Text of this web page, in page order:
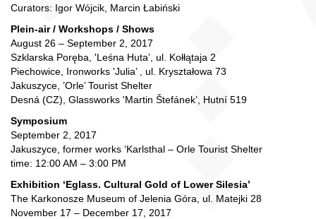
Curators: Igor Wójcik, Marcin Łabiński
Plein-air / Workshops / Shows
August 26 – September 2, 2017
Szklarska Poręba, 'Leśna Huta’, ul. Kołłątaja 2
Piechowice, Ironworks 'Julia’ , ul. Kryształowa 73
Jakuszyce, ’Orle’ Tourist Shelter
Desná (CZ), Glassworks 'Martin Štefánek’, Hutní 519
Symposium
September 2, 2017
Jakuszyce, former works ‘Karlsthal – Orle Tourist Shelter
time: 12:00 AM – 3:00 PM
Exhibition ‘Eglass. Cultural Gold of Lower Silesia’
The Karkonosze Museum of Jelenia Góra, ul. Matejki 28
November 17 – December 17, 2017